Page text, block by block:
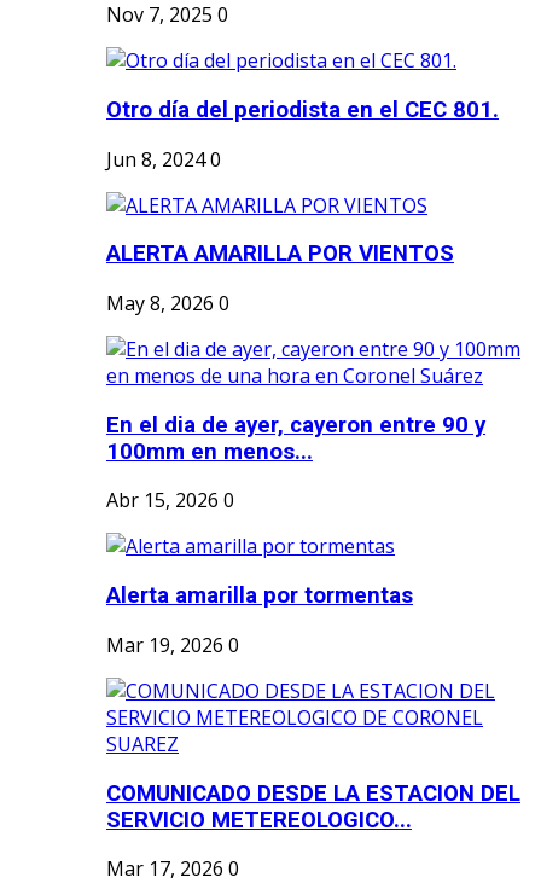
Nov 7, 2025 0
Otro día del periodista en el CEC 801.
Jun 8, 20240
ALERTA AMARILLA POR VIENTOS
May 8, 2026 0
En el dia de ayer, cayeron entre 90 y
100mm en menos...
Abr 15, 2026 0
Alerta amarilla por tormentas
Mar 19, 2026 0
COMUNICADO DESDE LA ESTACION DEL
SERVICIO METEREOLOGICO...
Mar 17, 2026 0